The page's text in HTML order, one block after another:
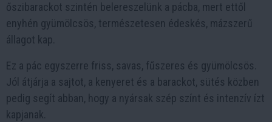
őszibarackot szintén belereszelünk a pácba, mert ettől
enyhén gyümölcsös, természetesen édeskés, mázszerű
állagot kap.
Ez a pác egyszerre friss, savas, fűszeres és gyümölcsös.
Jól átjárja a sajtot, a kenyeret és a barackot, sütés közben
pedig segít abban, hogy a nyársak szép színt és intenzív ízt
kapjanak.